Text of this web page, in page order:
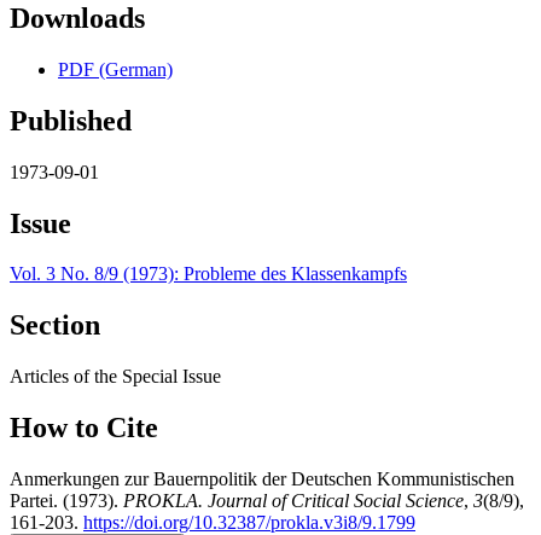
Downloads
PDF (German)
Published
1973-09-01
Issue
Vol. 3 No. 8/9 (1973): Probleme des Klassenkampfs
Section
Articles of the Special Issue
How to Cite
Anmerkungen zur Bauernpolitik der Deutschen Kommunistischen
Partei. (1973). PROKLA. Journal of Critical Social Science, 3(8/9),
161-203. https://doi.org/10.32387/prokla.v3i8/9.1799